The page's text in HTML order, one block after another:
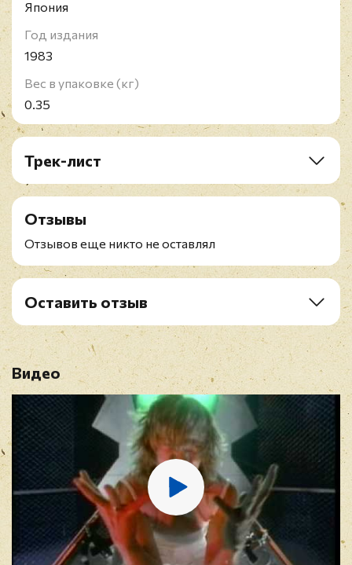
Япония
Год издания
1983
Вес в упаковке (кг)
0.35
Трек-лист
A1. Rock! Rock! (Till You Drop)
A2. Photograph
A3. Stagefright
A4. Too Late For Love
B1. Foolin'
B2. Rock Of Ages
B3. Comin' Under Fire
B4. Action! Not Words
B5. Billy's Got A Gun
Отзывы
Отзывов еще никто не оставлял
Оставить отзыв
Имя*
E-mail
Отзыв
Видео